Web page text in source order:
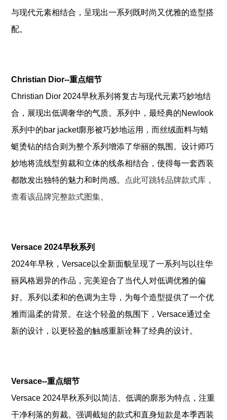
与现代元素相结合，呈现出一系列既时尚又优雅的造型搭
配。
Christian Dior--重点细节
Christian Dior 2024早秋系列将复古与现代元素巧妙地结
合，展现出低调奢华的气质。系列中，最经典的Newlook
系列中的bar jacket廓形被巧妙地运用，而丝绒面料与蜻
蜓烫钻的结合则为整个系列增添了华丽的氛围。设计师巧
妙地将流线型剪裁和立体的线条相结合，使得每一套西装
都散发出独特的魅力和时尚感。 点此可跳转品牌款式库，
查看该品牌完整款式图集。
Versace 2024早秋系列
2024年早秋，Versace以全新面貌呈现了一系列与以往华
丽风格迥异的作品，完美迎合了当代人对低调优雅的偏
好。系列以柔和的色调为主导，为每个造型提供了一个优
雅而温柔的背景。在这个轻盈的氛围下，Versace通过全
新的设计，以更轻盈的触感重新诠释了经典的设计。
Versace--重点细节
Versace 2024早秋系列以简洁、低调的廓形为特点，注重
干净利落的剪裁。强调截短的款式和直身短款是本季西装